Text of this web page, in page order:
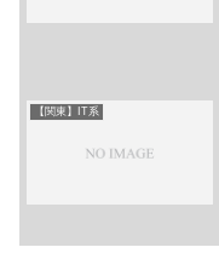
【関東】IT系